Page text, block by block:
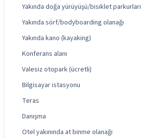
Yakında doğa yürüyüşü/bisiklet parkurları
Yakında sörf/bodyboarding olanağı
Yakında kano (kayaking)
Konferans alanı
Valesiz otopark (ücretli)
Bilgisayar istasyonu
Teras
Danışma
Otel yakınında at binme olanağı